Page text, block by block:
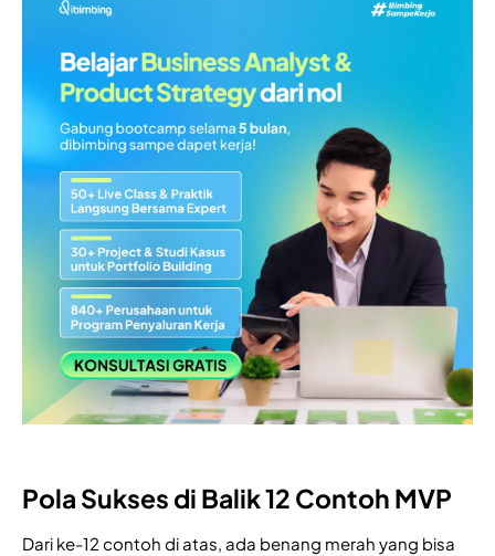
Pola Sukses di Balik 12 Contoh MVP
Dari ke-12 contoh di atas, ada benang merah yang bisa